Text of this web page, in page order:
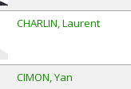
CHARLIN Laurent
CIMON Yan